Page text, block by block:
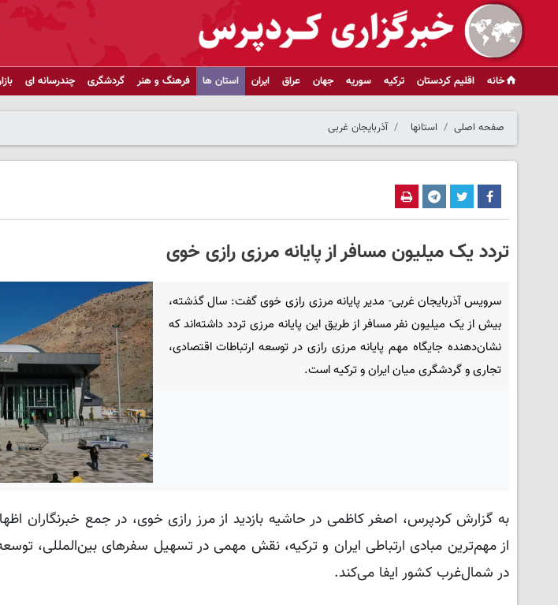
خانه اقلیم کردستان ترکیه سوریه جهان عراق ایران استان ها فرهنگ و هنر گردشگری چندرسانه ای
صفحه اصلی استانها آذربایجان غربی
تردد یک میلیون مسافر از پایانه مرزی رازی خوی
سرویس آذربایجان غربی- مدیر پایانه مرزی رازی خوی گفت: سال گذشته،
بیش از یک میلیون نفر مسافر از طریق این پایانه مرزی تردد داشته‌اند که
نشان‌دهنده جایگاه مهم پایانه مرزی رازی در توسعه ارتباطات اقتصادی،
تجاری و گردشگری میان ایران و ترکیه است.
به گزارش کردپرس، اصغر کاظمی در حاشیه بازدید از مرز رازی خوی، در جمع خبرنگاران
از مهم‌ترین مبادی ارتباطی ایران و ترکیه، نقش مهمی در تسهیل سفرهای بین‌المللی،
در شمال‌غرب کشور ایفا می‌کند.